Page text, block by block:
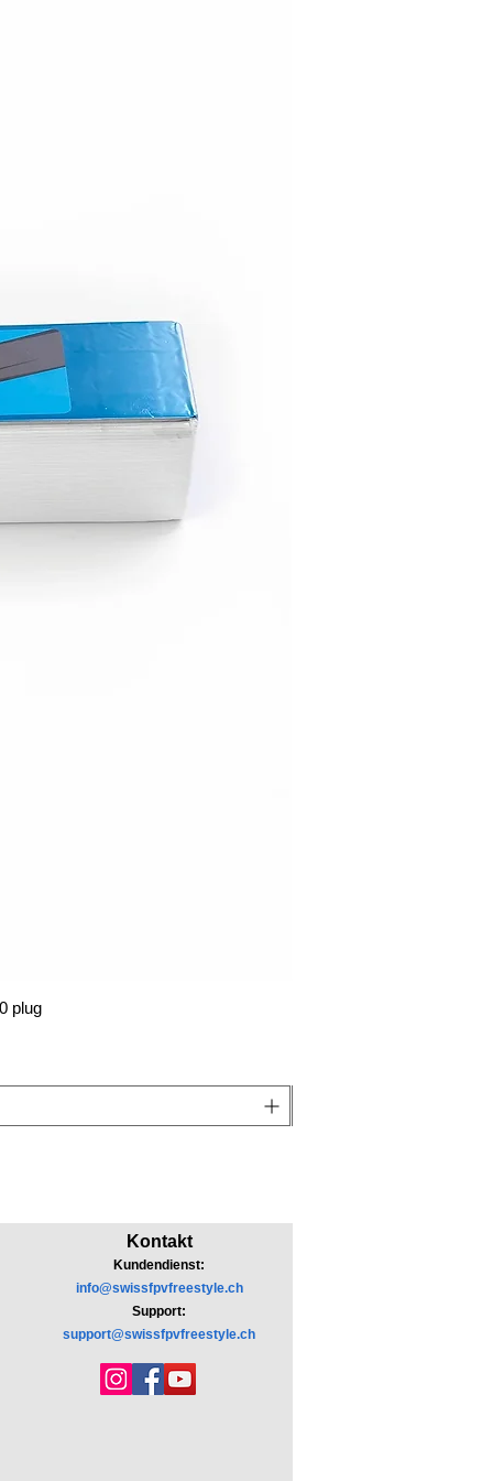
plug
Kontakt
Kundendienst:
info@swissfpvfreestyle.ch
Support:
support@swissfpvfreestyle.ch